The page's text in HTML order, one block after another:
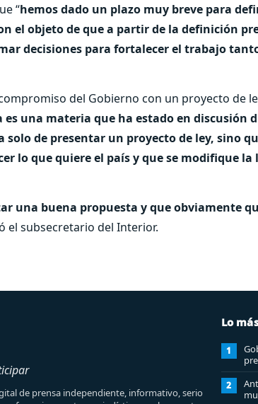
“hemos dado un plazo muy breve para
el objeto de que a partir de la definición
decisiones para fortalecer el trabajo
del Gobierno con un proyecto de
es una materia que ha estado en discusión
de presentar un proyecto de ley, sino
lo que quiere el país y que se modifique
una buena propuesta y que obviamente
el subsecretario del Interior.
de prensa independiente, informativo, serio
Lo
1
2